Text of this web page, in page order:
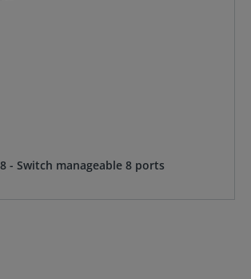
- Switch manageable 8 ports